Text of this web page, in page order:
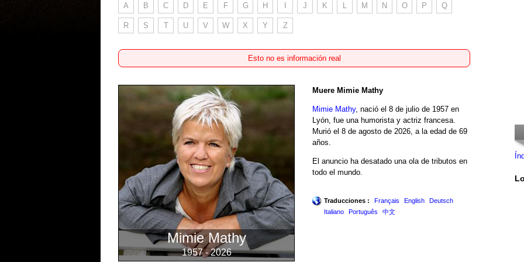
A B C D E F G H J K L M N O P Q
R S T U V W X Y Z
Esto no es información real
Mimie Mathy
1957 - 2026
Muere Mimie Mathy
Mimie Mathy, nació el 8 de julio de 1957 en
Lyón, fue una humorista y actriz francesa.
Murió el 8 de agosto de 2026, a la edad de 69
años.
El anuncio ha desatado una ola de tributos en
todo el mundo.
Traducciones : Français English
Deutsch
Italiano
Português 中文